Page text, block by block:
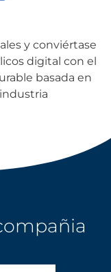
y conviértase
digital con el
basada en